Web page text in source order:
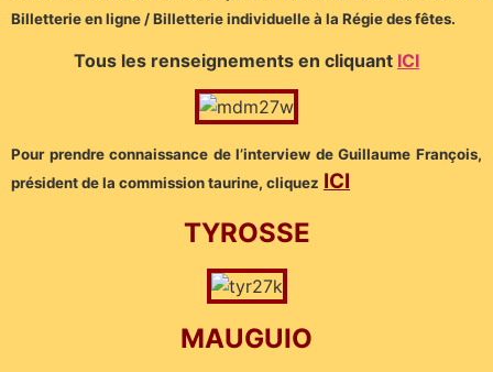
Billetterie en ligne / Billetterie individuelle à la Régie des fêtes.
Tous les renseignements en cliquant ICI
Pour prendre connaissance de l’interview de Guillaume François,
président de la commission taurine, cliquez ICI
TYROSSE
MAUGUIO